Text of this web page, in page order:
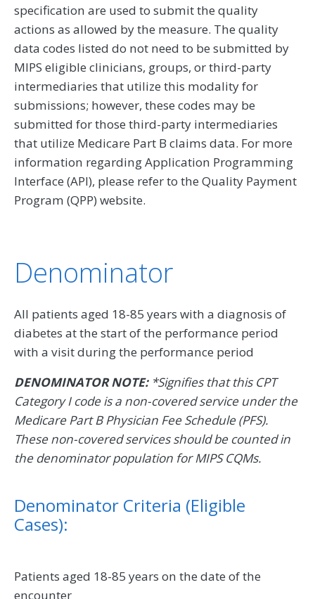
specification are used to submit the quality
actions as allowed by the measure. The quality
data codes listed do not need to be submitted by
MIPS eligible clinicians, groups, or third-party
intermediaries that utilize this modality for
submissions; however, these codes may be
submitted for those third-party intermediaries
that utilize Medicare Part B claims data. For more
information regarding Application Programming
Interface (API), please refer to the Quality Payment
Program (QPP) website.
Denominator
All patients aged 18-85 years with a diagnosis of
diabetes at the start of the performance period
with a visit during the performance period
DENOMINATOR NOTE:*Signifies that this CPT
Category I code is a non-covered service under the
Medicare Part B Physician Fee Schedule (PFS).
These non-covered services should be counted in
the denominator population for MIPS CQMs.
Denominator Criteria (Eligible
Cases):
Patients aged 18-85 years on the date of the
encounter